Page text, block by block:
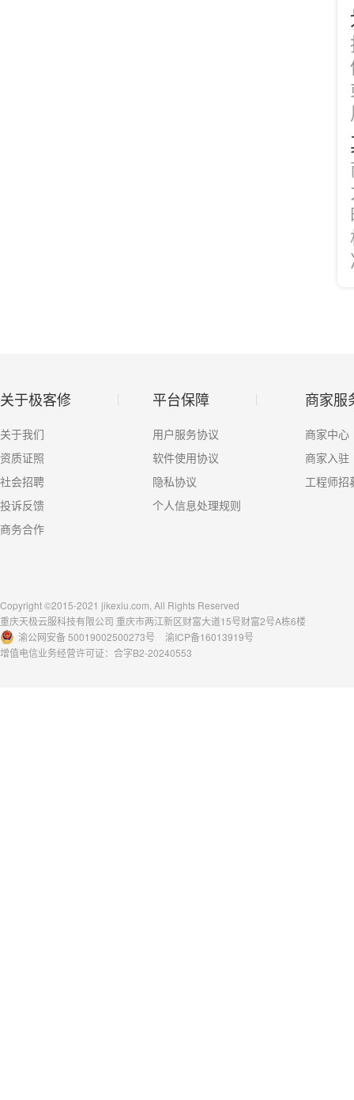
关于极客修
关于我们
资质证照
社会招聘
投诉反馈
商务合作
平台保障
用户服务协议
软件使用协议
隐私协议
个人信息处理规则
商家服
商家中心
商家入驻
工程师招
Copyright ©2015-2021 jikexiu.com, All Rights Reserved
重庆天极云服科技有限公司 重庆市两江新区财富大道15号财富2号A栋6楼
渝公网安备 50019002500273号
渝ICP备16013919号
增值电信业务经营许可证：合字B2-20240553